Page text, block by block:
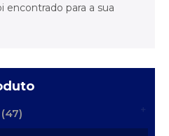
para a sua
(47)